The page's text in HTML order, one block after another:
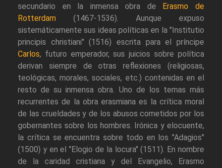
secundario en la inmensa obra de
Erasmo de
Rotterdam (1467-1536). Aunque expuso
sistemáticamente sus ideas políticas en la "Institutio
principis christiani" (1516) escrita para el príncipe
Carlos, futuro emperador, sus juicios sobre política
derivan siempre de otras reflexiones (religiosas,
teológicas, morales, sociales, etc.) contenidas en el
resto de su inmensa obra. Uno de los temas más
recurrentes de la obra erasmiana es la crítica moral
de las crueldades y de los abusos cometidos por los
gobernantes sobre los hombres. Irónica y elocuente,
la crítica se encuentra sobre todo en los "Adagios"
(1500) y en el "Elogio de la locura" (1511). En nombre
de la caridad cristiana y del Evangelio, Erasmo